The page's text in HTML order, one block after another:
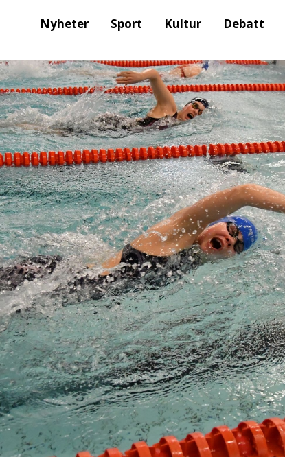
Nyheter Sport Kultur Debatt